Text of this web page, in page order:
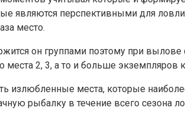
являются перспективными для
место.
он группами поэтому при
места 2, 3, а то и больше экземпляров
излюбленные места, которые
рыбалку в течение всего сезона